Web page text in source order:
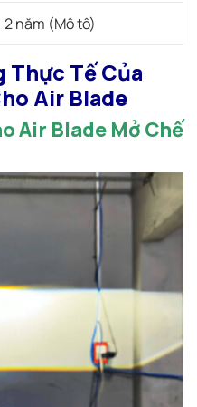
năm (Mô tô)
Thực Tế Của
Air Blade
Air Blade Mở Chế